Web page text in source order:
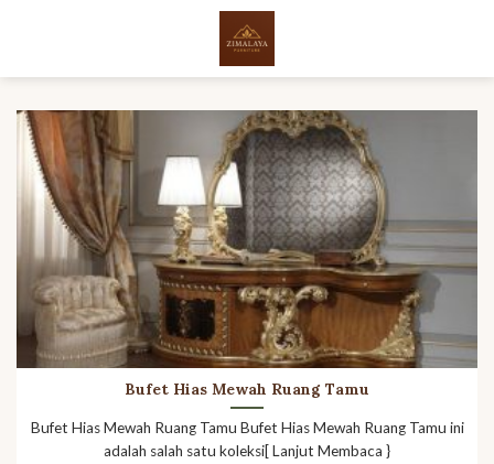
Bufet Hias Mewah Ruang Tamu
Bufet Hias Mewah Ruang Tamu Bufet Hias Mewah Ruang Tamu ini
adalah salah satu koleksi[ Lanjut Membaca }